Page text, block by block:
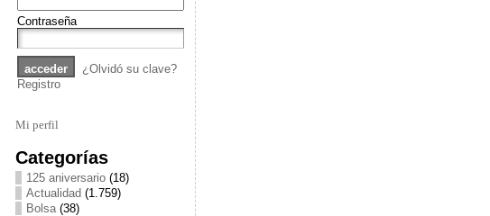
Contraseña
¿Olvidó su clave?
Registro
Mi perfil
Categorías
125 aniversario(18)
Actualidad (1.759)
Bolsa(38)